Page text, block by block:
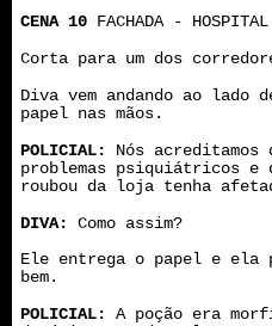
CENA 10 FACHADA -
Corta para um dos
Diva vem andando ao lado
papel nas mãos.
POLICIAL:
Nós acreditamos
problemas psiquiátricos e
roubou da loja tenha
DIVA:
Como assim?
Ele entrega o papel e ela
bem.
POLICIAL:
A poção era